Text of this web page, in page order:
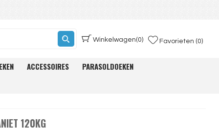
Winkelwagen(0) Favorieten (0)
ACCESSOIRES
PARASOLDOEKEN
120KG